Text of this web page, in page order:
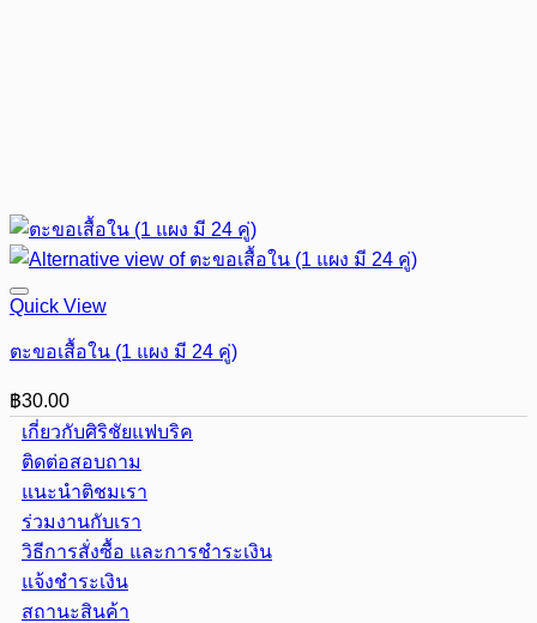
Quick View
ตะขอเสื้อใน (1 แผง มี 24 คู่)
฿30.00
เกี่ยวกับศิริชัยแฟบริค
ติดต่อสอบถาม
แนะนำติชมเรา
ร่วมงานกับเรา
วิธีการสั่งซื้อ และการชำระเงิน
แจ้งชำระเงิน
สถานะสินค้า